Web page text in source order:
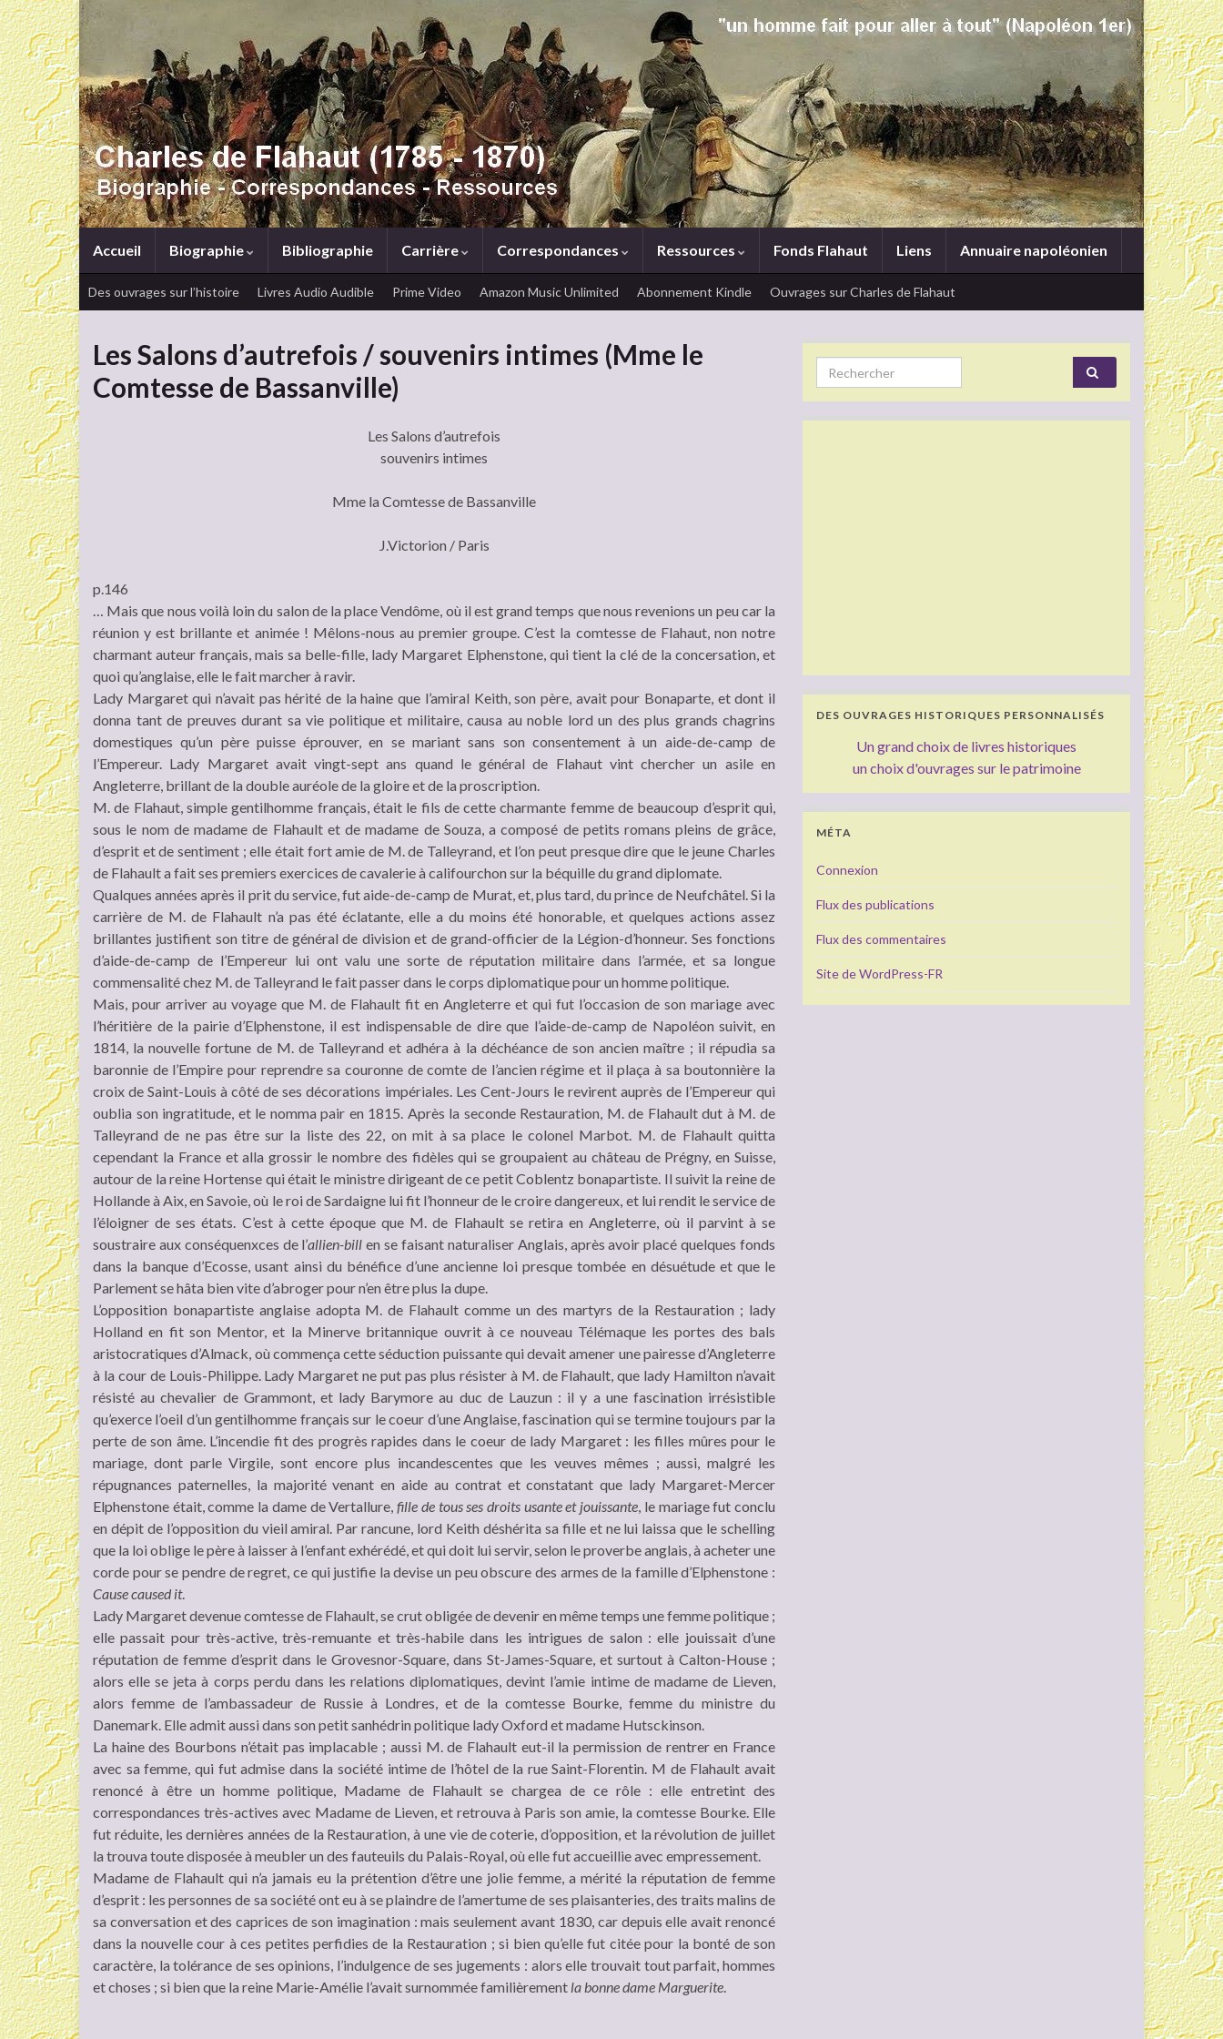
Accueil Biographie Bibliographie Carrière Correspondances Ressources Fonds Flahaut Liens Annuaire napoléonien
Des ouvrages sur l’histoire Livres Audio Audible Prime Video Amazon Music Unlimited Abonnement Kindle Ouvrages sur Charles de Flahaut
Les Salons d’autrefois / souvenirs intimes (Mme le
Comtesse de Bassanville)
Les Salons d’autrefois
souvenirs intimes
Mme la Comtesse de Bassanville
J.Victorion / Paris
p.146
… Mais que nous voilà loin du salon de la place Vendôme, où il est grand temps que nous revenions un peu car la
réunion y est brillante et animée ! Mêlons-nous au premier groupe. C’est la comtesse de Flahaut, non notre
charmant auteur français, mais sa belle-fille, lady Margaret Elphenstone, qui tient la clé de la concersation, et
quoi qu’anglaise, elle le fait marcher à ravir.
Lady Margaret qui n’avait pas hérité de la haine que l’amiral Keith, son père, avait pour Bonaparte, et dont il
donna tant de preuves durant sa vie politique et militaire, causa au noble lord un des plus grands chagrins
domestiques qu’un père puisse éprouver, en se mariant sans son consentement à un aide-de-camp de
l’Empereur. Lady Margaret avait vingt-sept ans quand le général de Flahaut vint chercher un asile en
Angleterre, brillant de la double auréole de la gloire et de la proscription.
M. de Flahaut, simple gentilhomme français, était le fils de cette charmante femme de beaucoup d’esprit qui,
sous le nom de madame de Flahault et de madame de Souza, a composé de petits romans pleins de grâce,
d’esprit et de sentiment ; elle était fort amie de M. de Talleyrand, et l’on peut presque dire que le jeune Charles
de Flahault a fait ses premiers exercices de cavalerie à califourchon sur la béquille du grand diplomate.
Qualques années après il prit du service, fut aide-de-camp de Murat, et, plus tard, du prince de Neufchâtel. Si la
carrière de M. de Flahault n’a pas été éclatante, elle a du moins été honorable, et quelques actions assez
brillantes justifient son titre de général de division et de grand-officier de la Légion-d’honneur. Ses fonctions
d’aide-de-camp de l’Empereur lui ont valu une sorte de réputation militaire dans l’armée, et sa longue
commensalité chez M. de Talleyrand le fait passer dans le corps diplomatique pour un homme politique.
Mais, pour arriver au voyage que M. de Flahault fit en Angleterre et qui fut l’occasion de son mariage avec
l’héritière de la pairie d’Elphenstone, il est indispensable de dire que l’aide-de-camp de Napoléon suivit, en
1814, la nouvelle fortune de M. de Talleyrand et adhéra à la déchéance de son ancien maître ; il répudia sa
baronnie de l’Empire pour reprendre sa couronne de comte de l’ancien régime et il plaça à sa boutonnière la
croix de Saint-Louis à côté de ses décorations impériales. Les Cent-Jours le revirent auprès de l’Empereur qui
oublia son ingratitude, et le nomma pair en 1815. Après la seconde Restauration, M. de Flahault dut à M. de
Talleyrand de ne pas être sur la liste des 22, on mit à sa place le colonel Marbot. M. de Flahault quitta
cependant la France et alla grossir le nombre des fidèles qui se groupaient au château de Prégny, en Suisse,
autour de la reine Hortense qui était le ministre dirigeant de ce petit Coblentz bonapartiste. Il suivit la reine de
Hollande à Aix, en Savoie, où le roi de Sardaigne lui fit l’honneur de le croire dangereux, et lui rendit le service de
l’éloigner de ses états. C’est à cette époque que M. de Flahault se retira en Angleterre, où il parvint à se
soustraire aux conséquenxces de l’allien-bill en se faisant naturaliser Anglais, après avoir placé quelques fonds
dans la banque d’Ecosse, usant ainsi du bénéfice d’une ancienne loi presque tombée en désuétude et que le
Parlement se hâta bien vite d’abroger pour n’en être plus la dupe.
L’opposition bonapartiste anglaise adopta M. de Flahault comme un des martyrs de la Restauration ; lady
Holland en fit son Mentor, et la Minerve britannique ouvrit à ce nouveau Télémaque les portes des bals
aristocratiques d’Almack, où commença cette séduction puissante qui devait amener une pairesse d’Angleterre
à la cour de Louis-Philippe. Lady Margaret ne put pas plus résister à M. de Flahault, que lady Hamilton n’avait
résisté au chevalier de Grammont, et lady Barymore au duc de Lauzun : il y a une fascination irrésistible
qu’exerce l’oeil d’un gentilhomme français sur le coeur d’une Anglaise, fascination qui se termine toujours par la
perte de son âme. L’incendie fit des progrès rapides dans le coeur de lady Margaret : les filles mûres pour le
mariage, dont parle Virgile, sont encore plus incandescentes que les veuves mêmes ; aussi, malgré les
répugnances paternelles, la majorité venant en aide au contrat et constatant que lady Margaret-Mercer
Elphenstone était, comme la dame de Vertallure,fille de tous ses droits usante et jouissante, le mariage fut conclu
en dépit de l’opposition du vieil amiral. Par rancune, lord Keith déshérita sa fille et ne lui laissa que le schelling
que la loi oblige le père à laisser à l’enfant exhérédé, et qui doit lui servir, selon le proverbe anglais, à acheter une
corde pour se pendre de regret, ce qui justifie la devise un peu obscure des armes de la famille d’Elphenstone :
Cause caused it.
Lady Margaret devenue comtesse de Flahault, se crut obligée de devenir en même temps une femme politique ;
elle passait pour très-active, très-remuante et très-habile dans les intrigues de salon : elle jouissait d’une
réputation de femme d’esprit dans le Grovesnor-Square, dans St-James-Square, et surtout à Calton-House ;
alors elle se jeta à corps perdu dans les relations diplomatiques, devint l’amie intime de madame de Lieven,
alors femme de l’ambassadeur de Russie à Londres, et de la comtesse Bourke, femme du ministre du
Danemark. Elle admit aussi dans son petit sanhédrin politique lady Oxford et madame Hutsckinson.
La haine des Bourbons n’était pas implacable ; aussi M. de Flahault eut-il la permission de rentrer en France
avec sa femme, qui fut admise dans la société intime de l’hôtel de la rue Saint-Florentin. M de Flahault avait
renoncé à être un homme politique, Madame de Flahault se chargea de ce rôle : elle entretint des
correspondances très-actives avec Madame de Lieven, et retrouva à Paris son amie, la comtesse Bourke. Elle
fut réduite, les dernières années de la Restauration, à une vie de coterie, d’opposition, et la révolution de juillet
la trouva toute disposée à meubler un des fauteuils du Palais-Royal, où elle fut accueillie avec empressement.
Madame de Flahault qui n’a jamais eu la prétention d’être une jolie femme, a mérité la réputation de femme
d’esprit : les personnes de sa société ont eu à se plaindre de l’amertume de ses plaisanteries, des traits malins de
sa conversation et des caprices de son imagination : mais seulement avant 1830, car depuis elle avait renoncé
dans la nouvelle cour à ces petites perfidies de la Restauration ; si bien qu’elle fut citée pour la bonté de son
caractère, la tolérance de ses opinions, l’indulgence de ses jugements : alors elle trouvait tout parfait, hommes
et choses ; si bien que la reine Marie-Amélie l’avait surnommée familièrement la bonne dame Marguerite.
Search for:
DES OUVRAGES HISTORIQUES PERSONNALISÉS
Un grand choix de livres historiques
un choix d'ouvrages sur le patrimoine
MÉTA
Connexion
Flux des publications
Flux des commentaires
Site de WordPress-FR